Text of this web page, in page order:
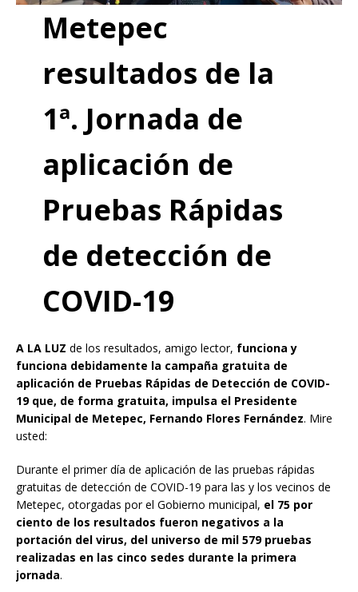
Metepec
resultados de la
1ª. Jornada de
aplicación de
Pruebas Rápidas
de detección de
COVID-19
A LA LUZ de los resultados, amigo lector, funciona y
funciona debidamente la campaña gratuita de
aplicación de Pruebas Rápidas de Detección de COVID-
19 que, de forma gratuita, impulsa el Presidente
Municipal de Metepec, Fernando Flores Fernández. Mire
usted:
Durante el primer día de aplicación de las pruebas rápidas
gratuitas de detección de COVID-19 para las y los vecinos de
Metepec, otorgadas por el Gobierno municipal, el 75 por
ciento de los resultados fueron negativos a la
portación del virus, del universo de mil 579 pruebas
realizadas en las cinco sedes durante la primera
jornada.